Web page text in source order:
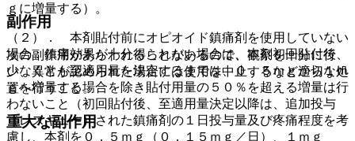
副作用
次の副作用があらわれることがあるので、観察を十分に行
い、異常が認められた場合には使用を中止するなど適切な処
置を行うこと。
重大な副作用
ｇに増量する）。
（２）． 本剤貼付前にオピオイド鎮痛剤を使用していない
場合：鎮痛効果が十分得られない場合は、本剤初回貼付後、
少なくとも至適用量を決定するまでは、０．５ｍｇから１ｍ
ｇへ増量する場合を除き貼付用量の５０％を超える増量は行
わないこと（初回貼付後、至適用量決定以降は、追加投与
（レスキュー）された鎮痛剤の１日投与量及び疼痛程度を考
慮し、本剤を０．５ｍｇ（０．１５ｍｇ／日）、１ｍｇ